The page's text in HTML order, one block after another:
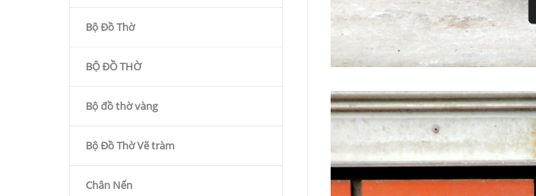
Bộ Đồ Thờ
BỘ ĐỒ THỜ
Bộ đồ thờ vàng
Bộ Đồ Thờ Vẽ tràm
Chân Nến